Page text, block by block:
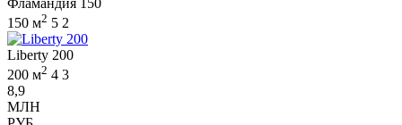
150 м2 5 2
Liberty 200
200 м2 4 3
8,9
МЛН